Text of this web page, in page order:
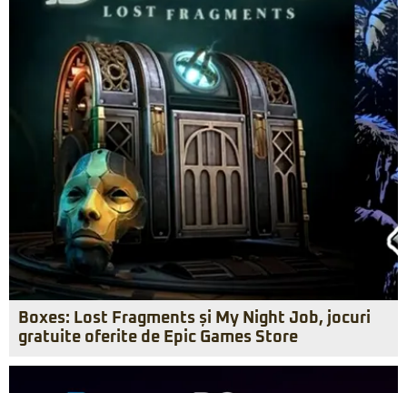
Boxes: Lost Fragments și My Night Job, jocuri
gratuite oferite de Epic Games Store